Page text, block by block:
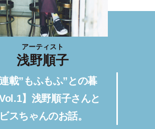
アーティスト
浅野順子
連載”もふもふ”との暮
】浅野順子さんと
スちゃんのお話。